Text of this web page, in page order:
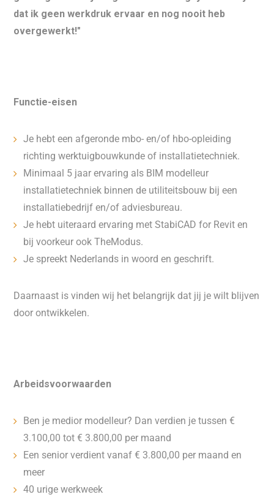
dat ik geen werkdruk ervaar en nog nooit heb
overgewerkt!"
Functie-eisen
Je hebt een afgeronde mbo- en/of hbo-opleiding
richting werktuigbouwkunde of installatietechniek.
Minimaal 5 jaar ervaring als BIM modelleur
installatietechniek binnen de utiliteitsbouw bij een
installatiebedrijf en/of adviesbureau.
Je hebt uiteraard ervaring met StabiCAD for Revit en
bij voorkeur ook TheModus.
Je spreekt Nederlands in woord en geschrift.
Daarnaast is vinden wij het belangrijk dat jij je wilt blijven
door ontwikkelen.
Arbeidsvoorwaarden
Ben je medior modelleur? Dan verdien je tussen €
3.100,00 tot € 3.800,00 per maand
Een senior verdient vanaf € 3.800,00 per maand en
meer
40 urige werkweek